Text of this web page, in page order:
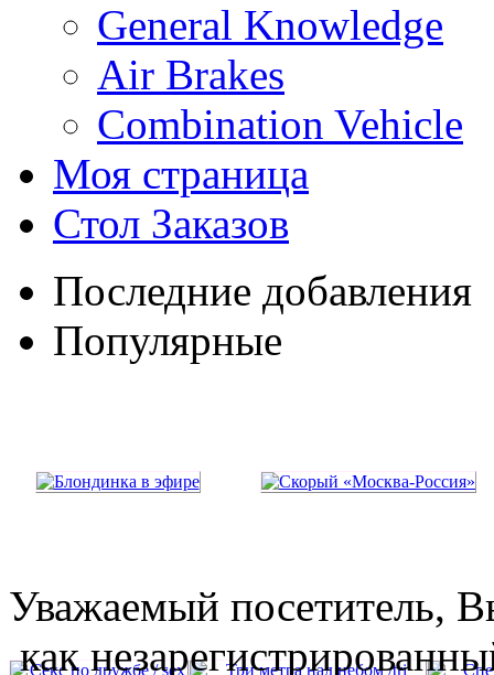
General Knowledge
Air Brakes
Combination Vehicle
Моя страница
Стол Заказов
Последние добавления
Популярные
Уважаемый посетитель,
как